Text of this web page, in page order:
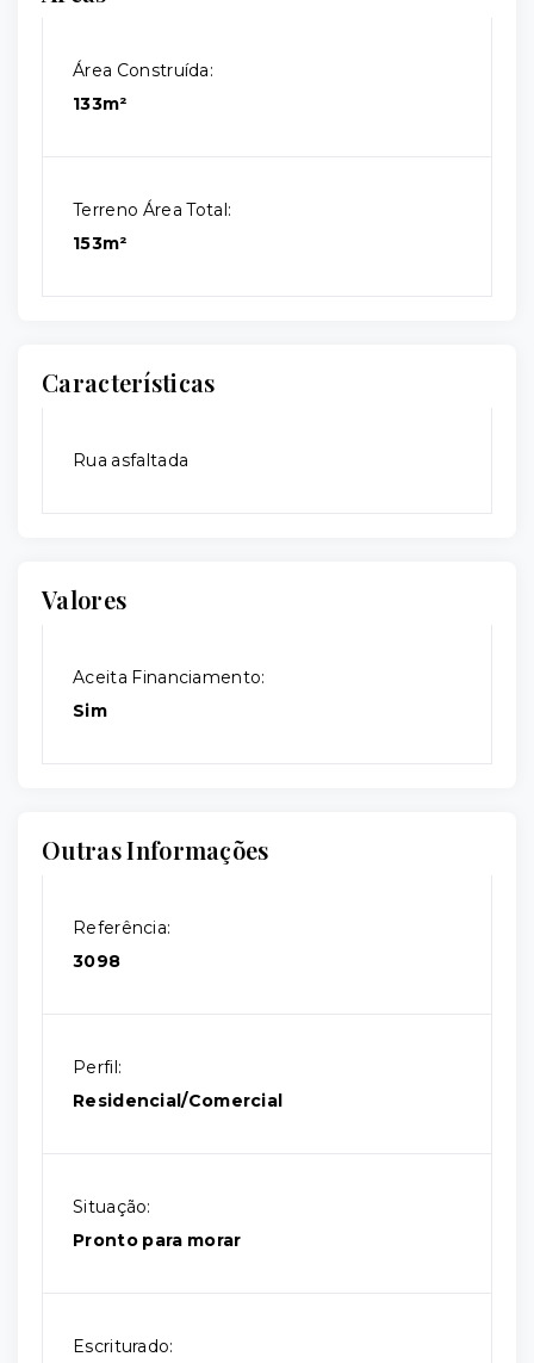
Área Construída:
133m²
Terreno Área Total:
153m²
Características
Rua asfaltada
Valores
Aceita Financiamento:
Sim
Outras Informações
Referência:
3098
Perfil:
Residencial/Comercial
Situação:
Pronto para morar
Escriturado: